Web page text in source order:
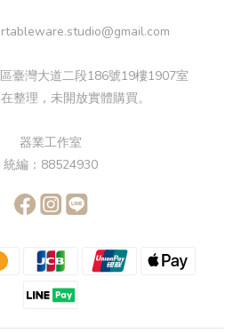
臺灣大道二段186號19樓1907室
整理，未開放實體購買。
器業工作室
統編：88524930